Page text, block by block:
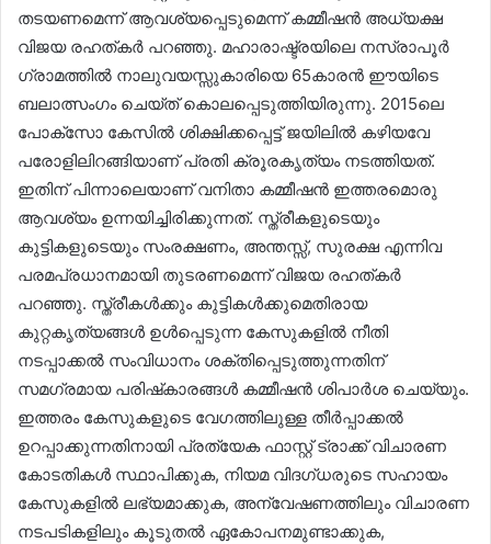
തടയണമെന്ന് ആവശ്യപ്പെടുമെന്ന് കമ്മീഷന്‍ അധ്യക്ഷ
വിജയ രഹത്കര്‍ പറഞ്ഞു. മഹാരാഷ്ട്രയിലെ നസ്രാപൂര്‍
ഗ്രാമത്തില്‍ നാലുവയസ്സുകാരിയെ 65കാരന്‍ ഈയിടെ
ബലാത്സംഗം ചെയ്ത് കൊലപ്പെടുത്തിയിരുന്നു. 2015ലെ
പോക്‌സോ കേസില്‍ ശിക്ഷിക്കപ്പെട്ട് ജയിലില്‍ കഴിയവേ
പരോളിലിറങ്ങിയാണ് പ്രതി ക്രൂരകൃത്യം നടത്തിയത്.
ഇതിന് പിന്നാലെയാണ് വനിതാ കമ്മീഷന്‍ ഇത്തരമൊരു
ആവശ്യം ഉന്നയിച്ചിരിക്കുന്നത്. സ്ത്രീകളുടെയും
കുട്ടികളുടെയും സംരക്ഷണം, അന്തസ്സ്, സുരക്ഷ എന്നിവ
പരമപ്രധാനമായി തുടരണമെന്ന് വിജയ രഹത്കര്‍
പറഞ്ഞു. സ്ത്രീകള്‍ക്കും കുട്ടികള്‍ക്കുമെതിരായ
കുറ്റകൃത്യങ്ങള്‍ ഉള്‍പ്പെടുന്ന കേസുകളില്‍ നീതി
നടപ്പാക്കല്‍ സംവിധാനം ശക്തിപ്പെടുത്തുന്നതിന്
സമഗ്രമായ പരിഷ്‌കാരങ്ങള്‍ കമ്മീഷന്‍ ശിപാര്‍ശ ചെയ്യും.
ഇത്തരം കേസുകളുടെ വേഗത്തിലുള്ള തീര്‍പ്പാക്കല്‍
ഉറപ്പാക്കുന്നതിനായി പ്രത്യേക ഫാസ്റ്റ് ട്രാക്ക് വിചാരണ
കോടതികള്‍ സ്ഥാപിക്കുക, നിയമ വിദഗ്ധരുടെ സഹായം
കേസുകളില്‍ ലഭ്യമാക്കുക, അന്വേഷണത്തിലും വിചാരണ
നടപടികളിലും കൂടുതല്‍ ഏകോപനമുണ്ടാക്കുക,